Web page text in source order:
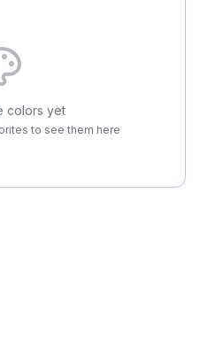
colors yet
to see them here